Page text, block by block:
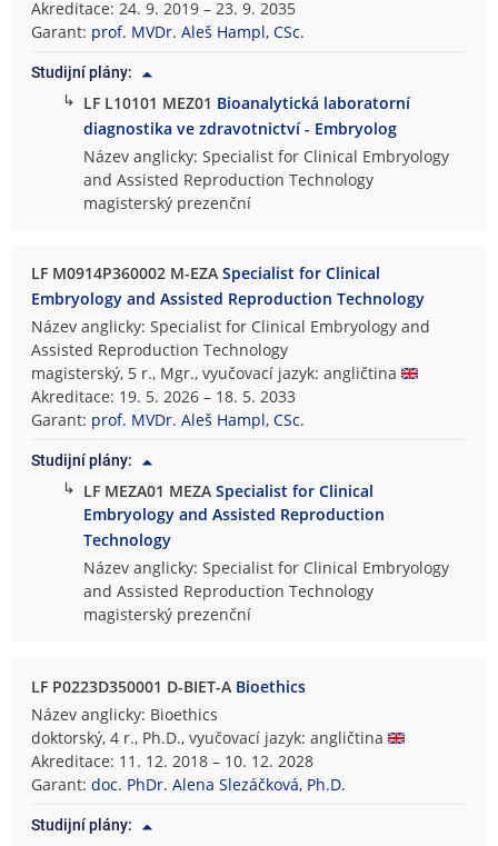
Akreditace: 24. 9. 2019 – 23. 9. 2035
Garant: prof. MVDr. Aleš Hampl, CSc.
Studijní plány:
↳ LF L10101 MEZ01 Bioanalytická laboratorní
diagnostika ve zdravotnictví - Embryolog
Název anglicky: Specialist for Clinical Embryology
and Assisted Reproduction Technology
magisterský prezenční
LF M0914P360002 M-EZASpecialist for Clinical
Embryology and Assisted Reproduction Technology
Název anglicky: Specialist for Clinical Embryology and
Assisted Reproduction Technology
magisterský, 5 r., Mgr., vyučovací jazyk: angličtina
Akreditace: 19. 5. 2026 – 18. 5. 2033
Garant: prof. MVDr. Aleš Hampl, CSc.
Studijní plány:
↳ LF MEZA01 MEZASpecialist for Clinical
Embryology and Assisted Reproduction
Technology
Název anglicky: Specialist for Clinical Embryology
and Assisted Reproduction Technology
magisterský prezenční
LF P0223D350001 D-BIET-A Bioethics
Název anglicky: Bioethics
doktorský, 4 r., Ph.D., vyučovací jazyk: angličtina
Akreditace: 11. 12. 2018 – 10. 12. 2028
Garant:doc. PhDr. Alena Slezáčková, Ph.D.
Studijní plány: